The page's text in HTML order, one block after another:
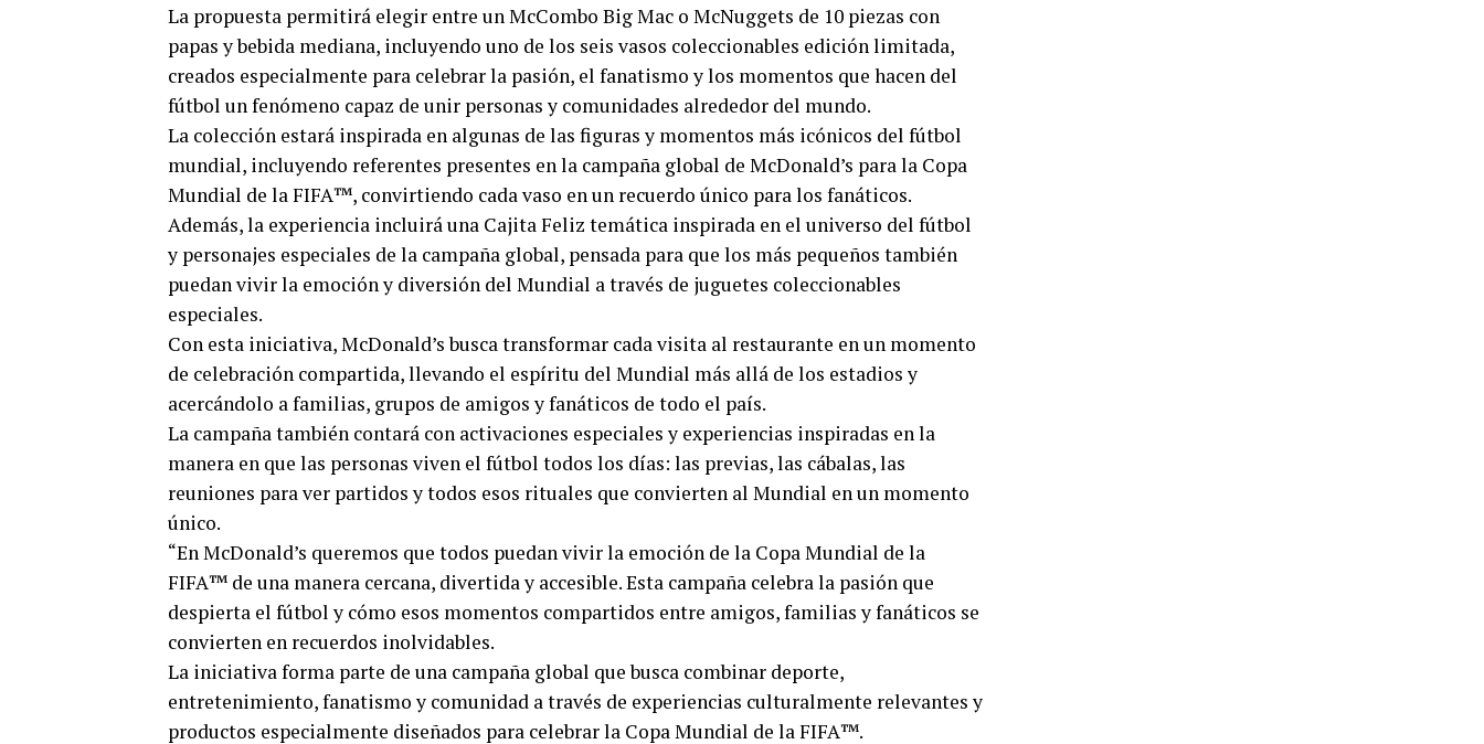
La propuesta permitirá elegir entre un McCombo Big Mac o McNuggets de 10 piezas con
papas y bebida mediana, incluyendo uno de los seis vasos coleccionables edición limitada,
creados especialmente para celebrar la pasión, el fanatismo y los momentos que hacen del
fútbol un fenómeno capaz de unir personas y comunidades alrededor del mundo.
La colección estará inspirada en algunas de las figuras y momentos más icónicos del fútbol
mundial, incluyendo referentes presentes en la campaña global de McDonald’s para la Copa
Mundial de la FIFA™️, convirtiendo cada vaso en un recuerdo único para los fanáticos.
Además, la experiencia incluirá una Cajita Feliz temática inspirada en el universo del fútbol
y personajes especiales de la campaña global, pensada para que los más pequeños también
puedan vivir la emoción y diversión del Mundial a través de juguetes coleccionables
especiales.
Con esta iniciativa, McDonald’s busca transformar cada visita al restaurante en un momento
de celebración compartida, llevando el espíritu del Mundial más allá de los estadios y
acercándolo a familias, grupos de amigos y fanáticos de todo el país.
La campaña también contará con activaciones especiales y experiencias inspiradas en la
manera en que las personas viven el fútbol todos los días: las previas, las cábalas, las
reuniones para ver partidos y todos esos rituales que convierten al Mundial en un momento
único.
“En McDonald’s queremos que todos puedan vivir la emoción de la Copa Mundial de la
FIFA™️ de una manera cercana, divertida y accesible. Esta campaña celebra la pasión que
despierta el fútbol y cómo esos momentos compartidos entre amigos, familias y fanáticos se
convierten en recuerdos inolvidables.
La iniciativa forma parte de una campaña global que busca combinar deporte,
entretenimiento, fanatismo y comunidad a través de experiencias culturalmente relevantes y
productos especialmente diseñados para celebrar la Copa Mundial de la FIFA™️.